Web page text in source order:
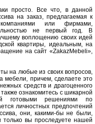
просто. Все что, в данной
на заказ, предлагаемая к
компаниями или фирмами,
не первый год. В
воплощению своих идей
квартиры, идеальным, на
на сайт «ZakazMebeli»,
на любые из своих вопросов,
мебели, причем, сделаете это
средств и драгоценного
ознакомитесь с шикарной
готовыми решениями по
личностных предпочтений
они, какими-бы не были,
вы проследуете нашей